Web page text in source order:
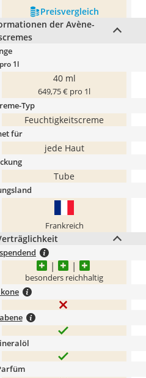
Preis­vergleich
der Avène-
1l
40 ml
649,75 € pro 1l
Typ
Feuchtigkeitscreme
für
jede Haut
Tube
Frankreich
besonders reichhaltig